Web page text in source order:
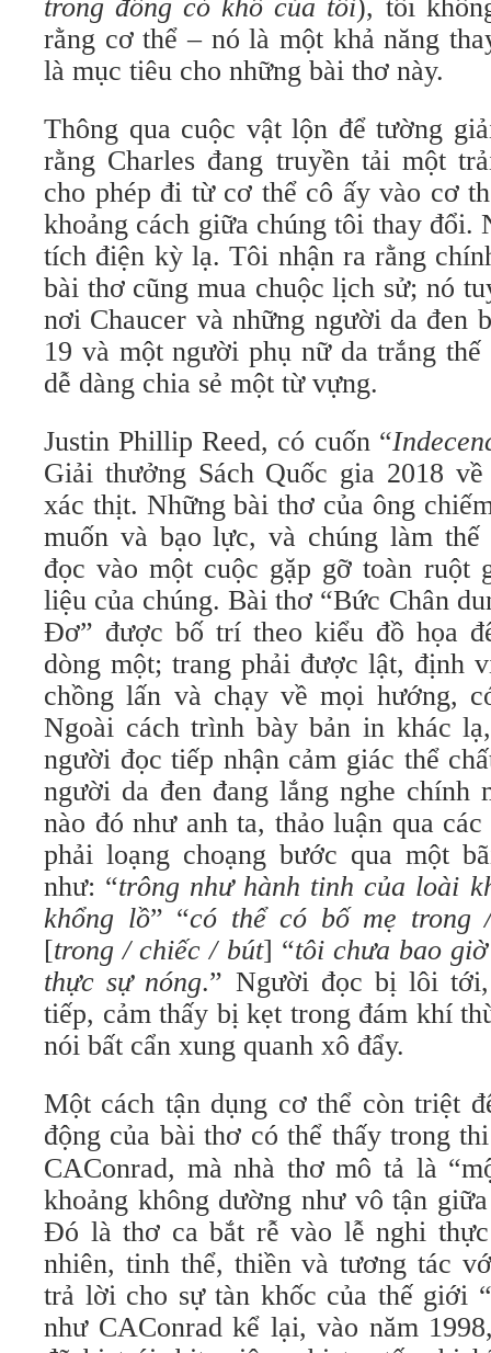
trong đống cỏ khô của tôi), tôi
rằng cơ thể – nó là một khả năng
là mục tiêu cho những bài thơ này.
Thông qua cuộc vật lộn để tường
rằng Charles đang truyền tải một
cho phép đi từ cơ thể cô ấy vào cơ
khoảng cách giữa chúng tôi thay đổi.
tích điện kỳ lạ. Tôi nhận ra rằng
bài thơ cũng mua chuộc lịch sử; nó
nơi Chaucer và những người da đen
19 và một người phụ nữ da trắng
dễ dàng chia sẻ một từ vựng.
Justin Phillip Reed, có cuốn “
Giải thưởng Sách Quốc gia 2018
xác thịt. Những bài thơ của ông
muốn và bạo lực, và chúng làm thế
đọc vào một cuộc gặp gỡ toàn ruột
liệu của chúng. Bài thơ “Bức Chân
Đơ” được bố trí theo kiểu đồ họa
dòng một; trang phải được lật, định
chồng lấn và chạy về mọi hướng,
Ngoài cách trình bày bản in khác
người đọc tiếp nhận cảm giác thể
người da đen đang lắng nghe chính
nào đó như anh ta, thảo luận qua
phải loạng choạng bước qua một
như: “trông như hành tinh của loài
khổng lồ” “có thể có bố mẹ trong
[trong / chiếc / bút] “tôi chưa bao
thực sự nóng.” Người đọc bị lôi
tiếp, cảm thấy bị kẹt trong đám khí
nói bất cẩn xung quanh xô đẩy.
Một cách tận dụng cơ thể còn triệt
động của bài thơ có thể thấy trong
CAConrad, mà nhà thơ mô tả là
khoảng không dường như vô tận
Đó là thơ ca bắt rễ vào lễ nghi
nhiên, tinh thể, thiền và tương tác
trả lời cho sự tàn khốc của thế giới
như CAConrad kể lại, vào năm